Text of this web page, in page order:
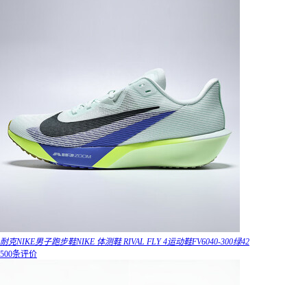
耐克NIKE男子跑步鞋NIKE 体测鞋 RIVAL FLY 4运动鞋FV6040-300绿42
500条评价